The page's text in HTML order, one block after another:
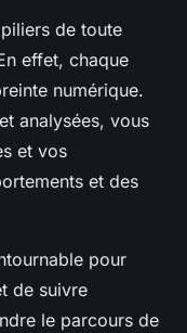
de toute
effet, chaque
numérique.
analysées, vous
et vos
et des
pour
de suivre
le parcours de